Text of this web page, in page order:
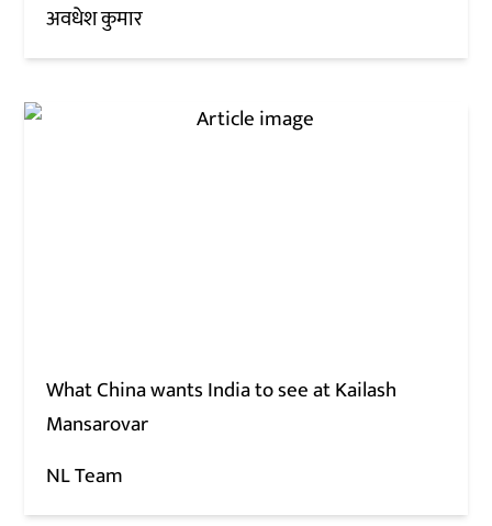
अवधेश कुमार
What China wants India to see at Kailash
Mansarovar
NL Team